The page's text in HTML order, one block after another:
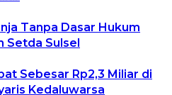
Tanpa Dasar Hukum
Setda Sulsel
Sebesar Rp2,3 Miliar di
Kedaluwarsa